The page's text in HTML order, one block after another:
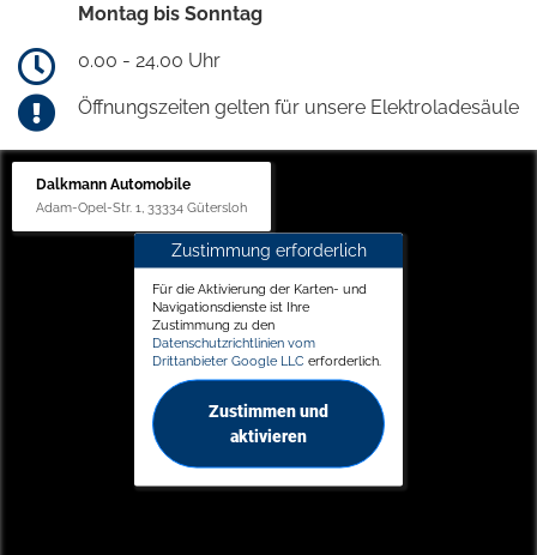
Montag bis Sonntag
0.00 - 24.00 Uhr
Öffnungszeiten gelten für unsere Elektroladesäule
Dalkmann Automobile
Adam-Opel-Str. 1, 33334 Gütersloh
Zustimmung erforderlich
Für die Aktivierung der Karten- und
Navigationsdienste ist Ihre
Zustimmung zu den
Datenschutzrichtlinien vom
Drittanbieter Google LLC erforderlich.
Zustimmen und
aktivieren